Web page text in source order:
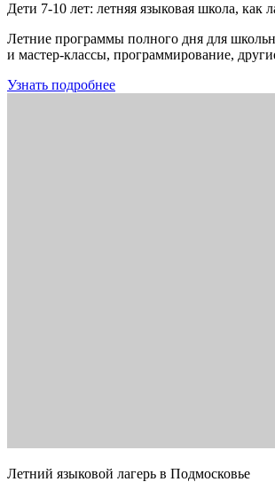
Дети 7-10 лет: летняя языковая школа, как
Летние программы полного дня для
и мастер-классы, программирование,
Узнать подробнее
Летний языковой лагерь в Подмосковье